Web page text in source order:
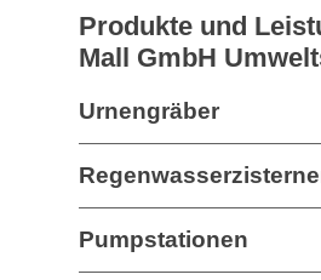
Produkte und
Mall GmbH
Urnengräber
Pumpstationen